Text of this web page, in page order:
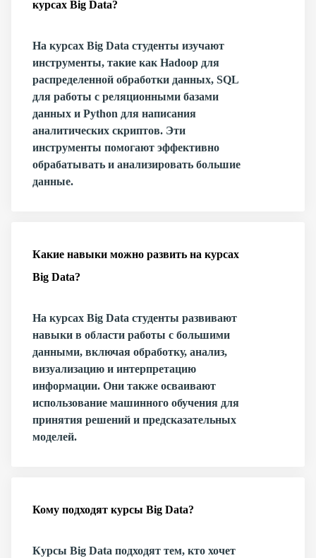
курсах Big Data?
На курсах Big Data студенты изучают
инструменты, такие как Hadoop для
распределенной обработки данных, SQL
для работы с реляционными базами
данных и Python для написания
аналитических скриптов. Эти
инструменты помогают эффективно
обрабатывать и анализировать большие
данные.
Какие навыки можно развить на курсах
Big Data?
На курсах Big Data студенты развивают
навыки в области работы с большими
данными, включая обработку, анализ,
визуализацию и интерпретацию
информации. Они также осваивают
использование машинного обучения для
принятия решений и предсказательных
моделей.
Кому подходят курсы Big Data?
Курсы Big Data подходят тем, кто хочет